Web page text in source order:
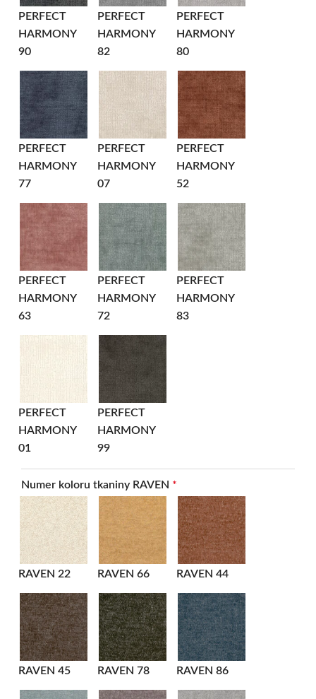
PERFECT
HARMONY
90
PERFECT
HARMONY
82
PERFECT
HARMONY
80
PERFECT
HARMONY
77
PERFECT
HARMONY
07
PERFECT
HARMONY
52
PERFECT
HARMONY
63
PERFECT
HARMONY
72
PERFECT
HARMONY
83
PERFECT
HARMONY
01
PERFECT
HARMONY
99
Numer koloru tkaniny RAVEN *
RAVEN 22 RAVEN 66 RAVEN 44
RAVEN 45 RAVEN 78 RAVEN 86